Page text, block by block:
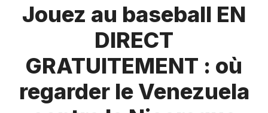
Jouez au baseball EN
DIRECT
GRATUITEMENT : où
regarder le Venezuela